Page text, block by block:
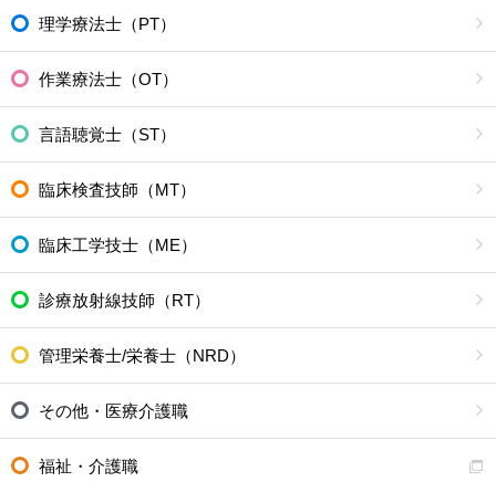
理学療法士（PT）
作業療法士（OT）
言語聴覚士（ST）
臨床検査技師（MT）
臨床工学技士（ME）
診療放射線技師（RT）
管理栄養士/栄養士（NRD）
その他・医療介護職
福祉・介護職